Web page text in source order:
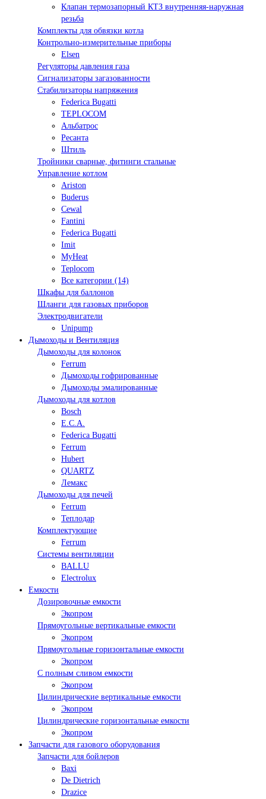
Клапан термозапорный КТЗ внутренняя-наружная
резьба
Комплекты для обвязки котла
Контрольно-измерительные приборы
Elsen
Регуляторы давления газа
Сигнализаторы загазованности
Стабилизаторы напряжения
Federica Bugatti
TEPLOCOM
Альбатрос
Ресанта
Штиль
Тройники сварные, фитинги стальные
Управление котлом
Ariston
Buderus
Cewal
Fantini
Federica Bugatti
Imit
MyHeat
Teplocom
Все категории (14)
Шкафы для баллонов
Шланги для газовых приборов
Электродвигатели
Unipump
Дымоходы и Вентиляция
Дымоходы для колонок
Ferrum
Дымоходы гофрированные
Дымоходы эмалированные
Дымоходы для котлов
Bosch
E.C.A.
Federica Bugatti
Ferrum
Hubert
QUARTZ
Лемакс
Дымоходы для печей
Ferrum
Теплодар
Комплектующие
Ferrum
Системы вентиляции
BALLU
Electrolux
Емкости
Дозировочные емкости
Экопром
Прямоугольные вертикальные емкости
Экопром
Прямоугольные горизонтальные емкости
Экопром
С полным сливом емкости
Экопром
Цилиндрические вертикальные емкости
Экопром
Цилиндрические горизонтальные емкости
Экопром
Запчасти для газового оборудования
Запчасти для бойлеров
Baxi
De Dietrich
Drazice